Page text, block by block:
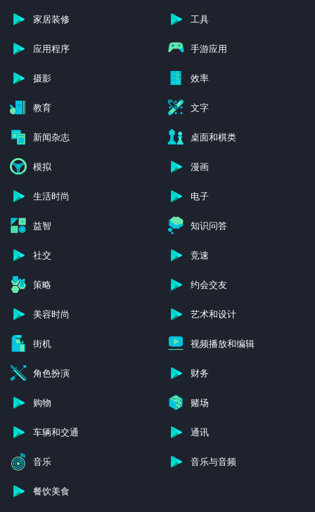
家居装修 工具
应用程序 手游应用
摄影 效率
教育 文字
新闻杂志 桌面和棋类
模拟 漫画
生活时尚 电子
益智 知识问答
社交 竞速
策略 约会交友
美容时尚 艺术和设计
街机 视频播放和编辑
角色扮演 财务
购物 赌场
车辆和交通 通讯
音乐 音乐与音频
餐饮美食